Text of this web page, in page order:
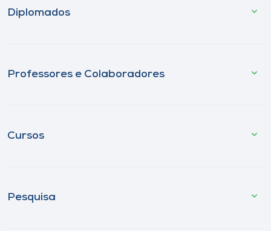
Diplomados
Professores e Colaboradores
Cursos
Pesquisa